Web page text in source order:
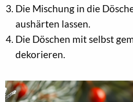
Die Mischung in die
aushärten lassen.
Die Döschen mit selbst
dekorieren.